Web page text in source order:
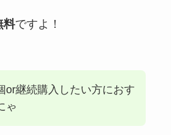
料ですよ！
or継続購入したい方におす
ゃ